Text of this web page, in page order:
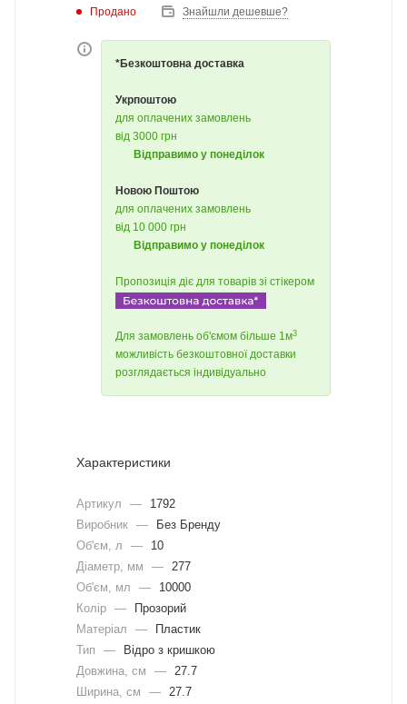
Продано Знайшли дешевше?
*Безкоштовна доставка
Укрпоштою
для оплачених замовлень
від 3000 грн
Відправимо у понеділок
Новою Поштою
для оплачених замовлень
від 10 000 грн
Відправимо у понеділок
Пропозиція діє для товарів зі стікером
Для замовлень об'ємом більше 1м3
можливість безкоштовної доставки
розглядається індивідуально
Характеристики
Артикул —
1792
Виробник —
Без Бренду
Об'єм, л
—
10
Діаметр, мм
—
277
Об'єм, мл
—
10000
Колір —
Прозорий
Матеріал
—
Пластик
Тип
—
Відро з кришкою
Довжина, cм
—
27.7
Ширина, cм
—
27.7